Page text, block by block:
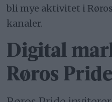
bli mye aktivitet i
kanaler.
Digital
Røros Pride